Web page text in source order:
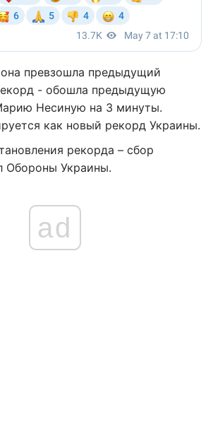
превзошла предыдущий
- обошла предыдущую
Несиную на 3 минуты.
как новый рекорд Украины.
рекорда – сбор
Обороны Украины.
ad